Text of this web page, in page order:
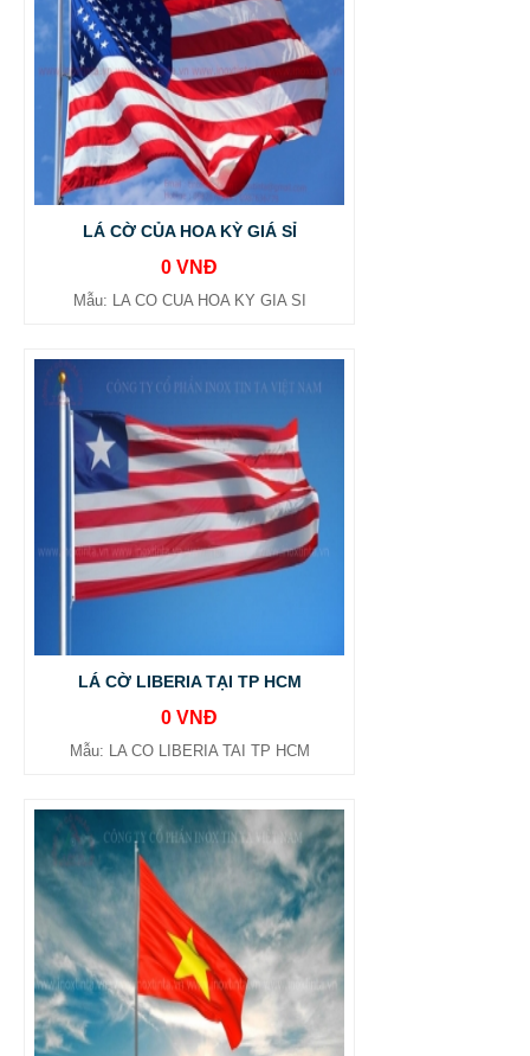
LÁ CỜ CỦA HOA KỲ GIÁ SỈ
0 VNĐ
Mẫu: LA CO CUA HOA KY GIA SI
LÁ CỜ LIBERIA TẠI TP HCM
0 VNĐ
Mẫu: LA CO LIBERIA TAI TP HCM